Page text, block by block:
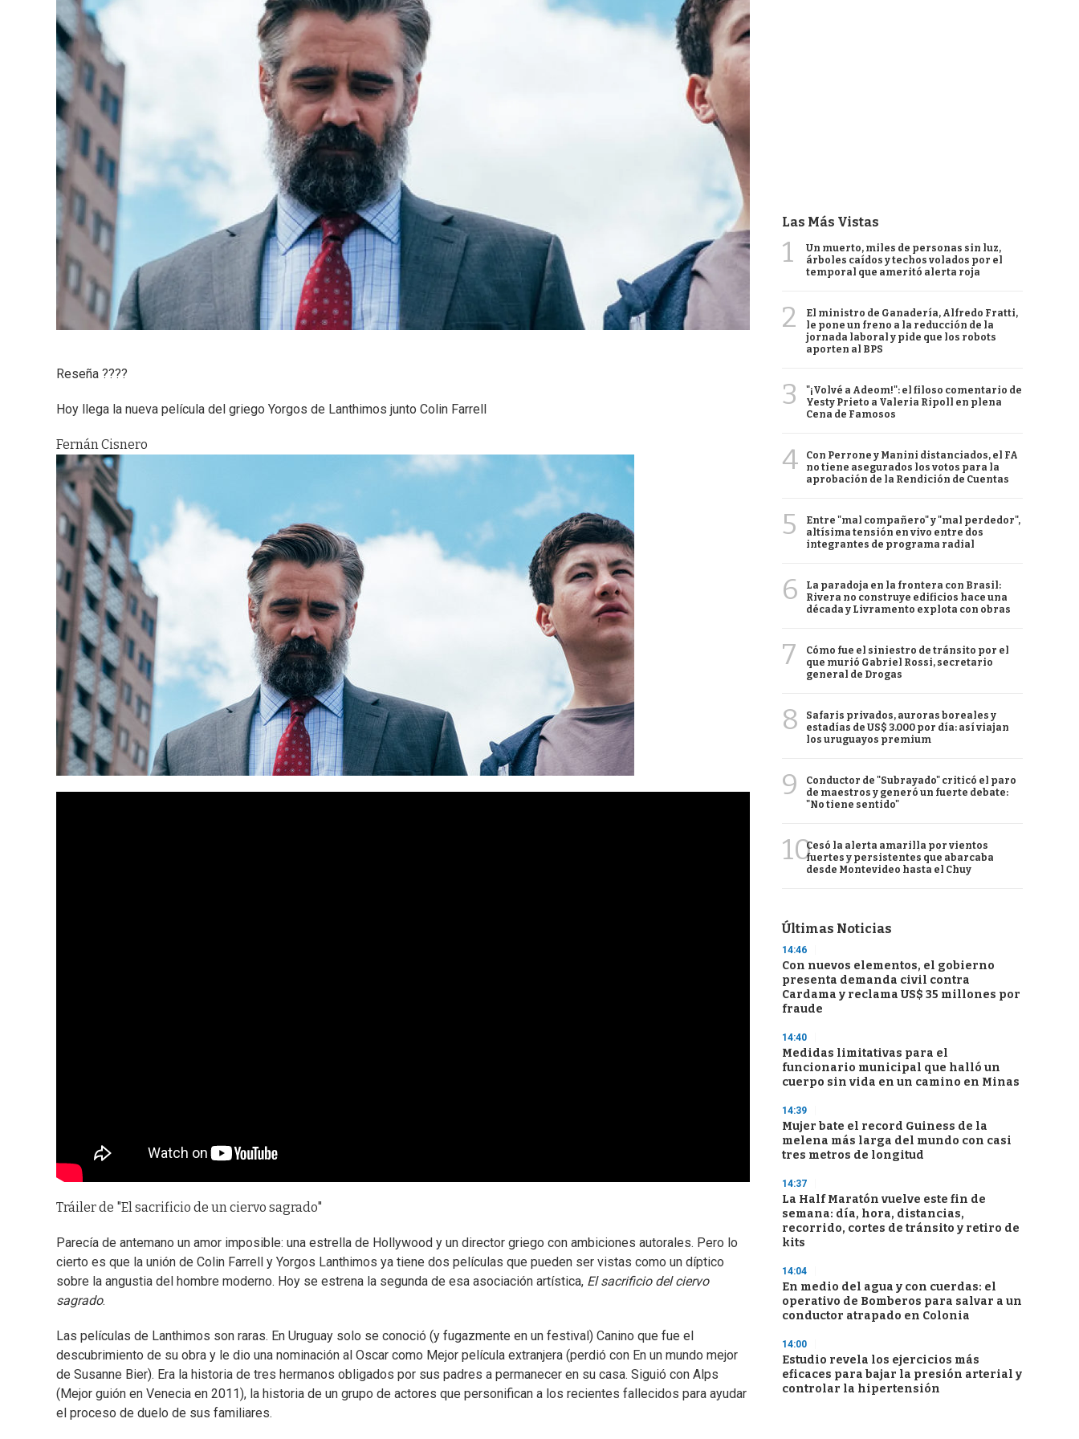
Reseña ????
Hoy llega la nueva película del griego Yorgos de Lanthimos junto Colin Farrell
Fernán Cisnero
Tráiler de "El sacrificio de un ciervo sagrado"
Parecía de antemano un amor imposible: una estrella de Hollywood y un director griego con ambiciones autorales. Pero lo
cierto es que la unión de Colin Farrell y Yorgos Lanthimos ya tiene dos películas que pueden ser vistas como un díptico
sobre la angustia del hombre moderno. Hoy se estrena la segunda de esa asociación artística, El sacrificio del ciervo
sagrado.
Las películas de Lanthimos son raras. En Uruguay solo se conoció (y fugazmente en un festival) Canino que fue el
descubrimiento de su obra y le dio una nominación al Oscar como Mejor película extranjera (perdió con En un mundo mejor
de Susanne Bier). Era la historia de tres hermanos obligados por sus padres a permanecer en su casa. Siguió con Alps
(Mejor guión en Venecia en 2011), la historia de un grupo de actores que personifican a los recientes fallecidos para ayudar
el proceso de duelo de sus familiares.
Las Más Vistas
1
Un muerto, miles de personas sin luz,
árboles caídos y techos volados por el
temporal que ameritó alerta roja
2
El ministro de Ganadería, Alfredo Fratti,
le pone un freno a la reducción de la
jornada laboral y pide que los robots
aporten al BPS
3
"¡Volvé a Adeom!": el filoso comentario de
Yesty Prieto a Valeria Ripoll en plena
Cena de Famosos
4
Con Perrone y Manini distanciados, el FA
no tiene asegurados los votos para la
aprobación de la Rendición de Cuentas
5
Entre "mal compañero" y "mal perdedor",
altísima tensión en vivo entre dos
integrantes de programa radial
6
La paradoja en la frontera con Brasil:
Rivera no construye edificios hace una
década y Livramento explota con obras
7
Cómo fue el siniestro de tránsito por el
que murió Gabriel Rossi, secretario
general de Drogas
8
Safaris privados, auroras boreales y
estadías de US$ 3.000 por día: así viajan
los uruguayos premium
9
Conductor de "Subrayado" criticó el paro
de maestros y generó un fuerte debate:
"No tiene sentido"
10Cesó la alerta amarilla por vientos
fuertes y persistentes que abarcaba
desde Montevideo hasta el Chuy
Últimas Noticias
14:46
Con nuevos elementos, el gobierno
presenta demanda civil contra
Cardama y reclama US$ 35 millones por
fraude
14:40
Medidas limitativas para el
funcionario municipal que halló un
cuerpo sin vida en un camino en Minas
14:39
Mujer bate el record Guiness de la
melena más larga del mundo con casi
tres metros de longitud
14:37
La Half Maratón vuelve este fin de
semana: día, hora, distancias,
recorrido, cortes de tránsito y retiro de
kits
14:04
En medio del agua y con cuerdas: el
operativo de Bomberos para salvar a un
conductor atrapado en Colonia
14:00
Estudio revela los ejercicios más
eficaces para bajar la presión arterial y
controlar la hipertensión